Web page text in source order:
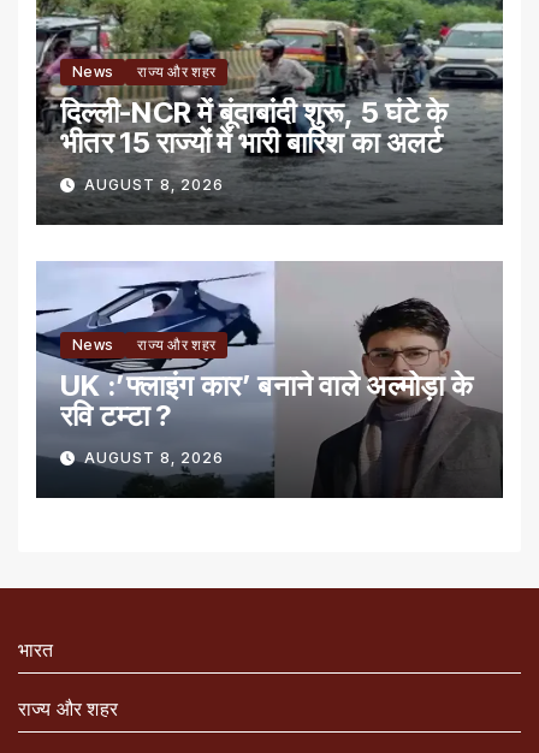
News राज्य और शहर
दिल्ली-NCR में बूंदाबांदी शुरू, 5 घंटे के
भीतर 15 राज्यों में भारी बारिश का अलर्ट
AUGUST 8, 2026
News राज्य और शहर
UK :’फ्लाइंग कार’ बनाने वाले अल्मोड़ा के
रवि टम्टा ?
AUGUST 8, 2026
भारत
राज्य और शहर